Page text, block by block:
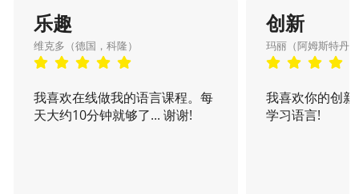
乐趣
维克多（德国，科隆）
我喜欢在线做我的语言课程。每
天大约10分钟就够了... 谢谢!
创新
玛丽（阿姆斯特丹
我喜欢你的创
学习语言!